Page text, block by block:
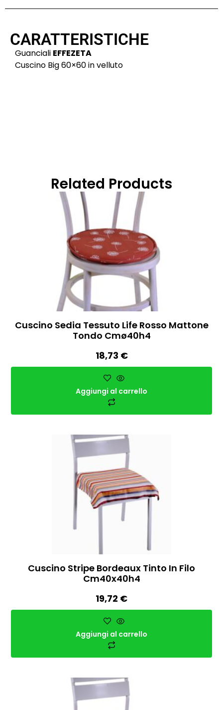
CARATTERISTICHE
Guanciali EFFEZETA
Cuscino Big 60×60 in velluto
Related Products
Cuscino Sedia Tessuto Life Rosso Mattone
Tondo Cmø40h4
18,73 €
Aggiungi al carrello
Cuscino Stripe Bordeaux Tinto In Filo
Cm40x40h4
19,72 €
Aggiungi al carrello